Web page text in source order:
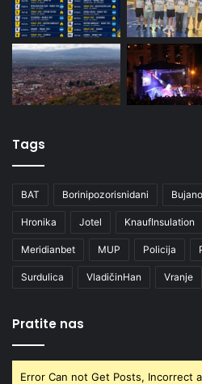
Tags
BAT Borinipozorisnidani
Hronika Jotel KnaufInsulation
Meridianbet MUP Policija
Surdulica VladičinHan Vranje
Pratite nas
Error Can not Get Posts, Incorrect